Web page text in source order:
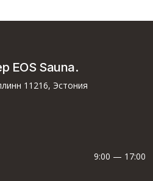
EOS Sauna.
11216, Эстония
9:00 — 17:00